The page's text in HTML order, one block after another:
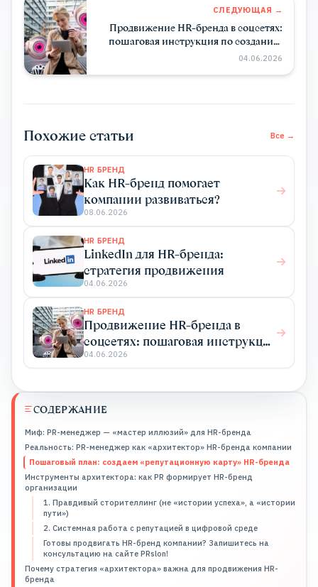
СОДЕРЖАНИЕ
Миф: PR-менеджер — «мастер иллюзий» для HR-бренда
Реальность: PR-менеджер как «архитектор» HR-бренда компании
Пошаговый план: создаем «репутационную карту» HR-бренда
Инструменты архитектора: как PR формирует HR-бренд
организации
1. Правдивый сторителлинг (не «истории успеха», а «истории
пути»)
2. Системная работа с репутацией в цифровой среде
Готовы продвигать HR-бренд компании? Запишитесь на
консультацию на сайте PRslon!
Почему стратегия «архитектора» важна для продвижения HR-
бренда
СЛЕДУЮЩАЯ →
Продвижение HR-бренда в соцсетях:
пошаговая инструкция по созданию
корпоративного блога
04.06.2026
Похожие статьи Все →
HR БРЕНД
Как HR-бренд помогает
компании развиваться?
08.06.2026
HR БРЕНД
LinkedIn для HR-бренда:
стратегия продвижения
04.06.2026
HR БРЕНД
Продвижение HR-бренда в
соцсетях: пошаговая инструкция
по созданию корпоративного
блога
04.06.2026